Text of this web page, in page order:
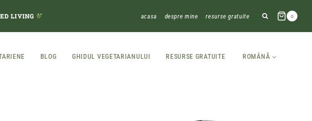
LIVING acasa despre mine resurse gratuite 0
BLOG GHIDUL VEGETARIANULUI RESURSE GRATUITE ROMÂNĂ